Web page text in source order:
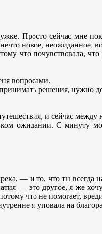
Просто сейчас мне
новое, неожиданное,
что почувствовала,
вопросами.
решения, нужно
и сейчас между
ожидании. С минуту
— и то, что ты всегда
— это другое, я же
что не помогает,
я уповала на